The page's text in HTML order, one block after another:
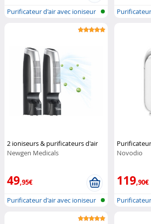
Purificateur d'air avec ioniseur
2 ioniseurs & purificateurs d'air
Newgen Medicals
49,95€
Purificateur d'air avec ioniseur
Novodio
119,90€